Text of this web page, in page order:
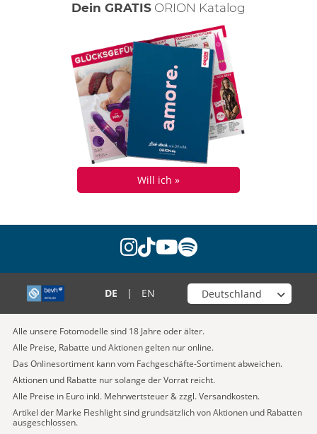
Dein GRATIS ORION Katalog
Will ich »
instagram
tiktok
youtube
spotify
DE | EN Wähle deinen Shop
Alle unsere Fotomodelle sind 18 Jahre oder älter.
Alle Preise, Rabatte und Aktionen gelten nur online.
Das Onlinesortiment kann vom Fachgeschäfte-Sortiment abweichen.
Aktionen und Rabatte nur solange der Vorrat reicht.
Alle Preise in Euro inkl. Mehrwertsteuer & zzgl. Versandkosten.
Artikel der Marke Fleshlight sind grundsätzlich von Aktionen und Rabatten
ausgeschlossen.